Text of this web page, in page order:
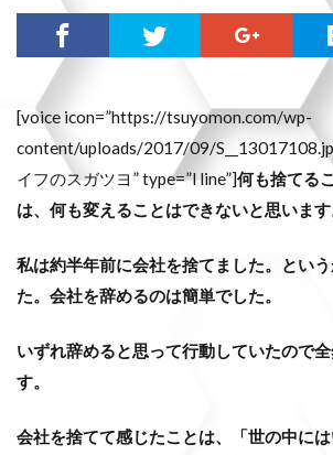
[voice icon=”https://tsuyomon.com/wp-
content/uploads/2017/09/
イフのスガツヨ” type=”l line”]何も捨てる
は、何も変えることはできないと思います
私は約半年前に会社を捨てました。とい
た。会社を辞めるのは簡単でした。
いずれ辞めると思って行動していたので
す。
会社を捨てて感じたことは、「世の中に